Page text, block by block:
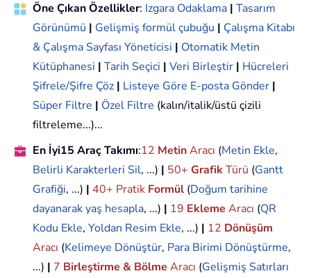
Öne Çıkan Özellikler: Izgara Odaklama | Tasarım
Görünümü | Gelişmiş formül çubuğu | Çalışma Kitabı
& Çalışma Sayfası Yöneticisi | Otomatik Metin
Kütüphanesi | Tarih Seçici | Veri Birleştir | Hücreleri
Şifrele/Şifre Çöz | Listeye Göre E-posta Gönder |
Süper Filtre | Özel Filtre (kalın/italik/üstü çizili
filtreleme...)...
En İyi15 Araç Takımı:12 MetinAracı (Metin Ekle,
Belirli Karakterleri Sil, ...) | 50+ GrafikTürü (Gantt
Grafiği, ...) | 40+ Pratik Formül (Doğum tarihine
dayanarak yaş hesapla, ...) | 19 Ekleme Aracı (QR
Kodu Ekle, Yoldan Resim Ekle, ...) | 12 Dönüşüm
Aracı (Kelimeye Dönüştür, Para Birimi Dönüştürme,
...) | 7 Birleştirme & Bölme Aracı (Gelişmiş Satırları